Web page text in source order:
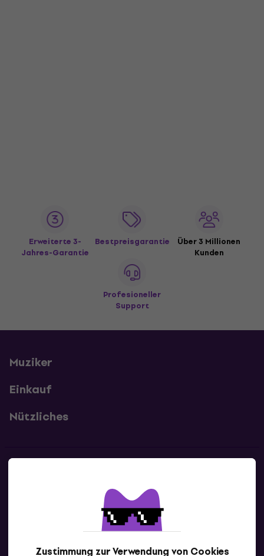
Zustimmung zur Verwendung von Cookies
Erweiterte 3-
Jahres-Garantie
Bestpreisgarantie
Über 3 Millionen
Kunden
Profesioneller
Support
Muziker
Einkauf
Nützliches
Kontaktiere uns